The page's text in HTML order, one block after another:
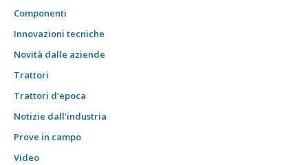
Componenti
Innovazioni tecniche
Novità dalle aziende
Trattori
Trattori d’epoca
Notizie dall’industria
Prove in campo
Video